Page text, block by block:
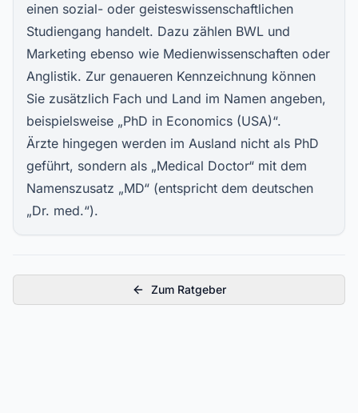
einen sozial- oder geisteswissenschaftlichen
Studiengang handelt. Dazu zählen BWL und
Marketing ebenso wie Medienwissenschaften oder
Anglistik. Zur genaueren Kennzeichnung können
Sie zusätzlich Fach und Land im Namen angeben,
beispielsweise „PhD in Economics (USA)“.
Ärzte hingegen werden im Ausland nicht als PhD
geführt, sondern als „Medical Doctor“ mit dem
Namenszusatz „MD“ (entspricht dem deutschen
„Dr. med.“).
Zum Ratgeber